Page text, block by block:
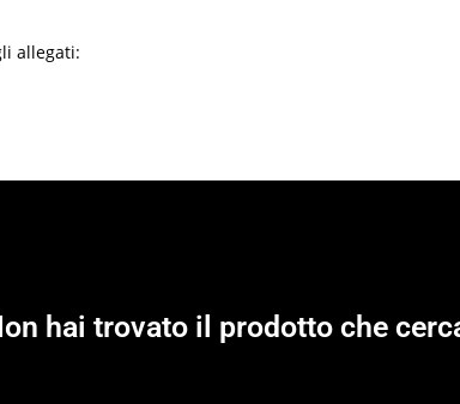
allegati:
hai trovato il prodotto che